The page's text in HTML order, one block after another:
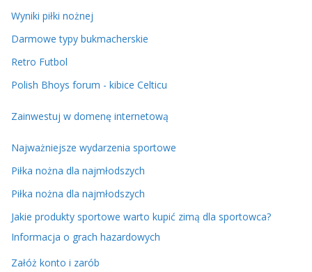
Wyniki piłki nożnej
Darmowe typy bukmacherskie
Retro Futbol
Polish Bhoys forum - kibice Celticu
Zainwestuj w domenę internetową
Najważniejsze wydarzenia sportowe
Piłka nożna dla najmłodszych
Piłka nożna dla najmłodszych
Jakie produkty sportowe warto kupić zimą dla sportowca?
Informacja o grach hazardowych
Załóż konto i zarób